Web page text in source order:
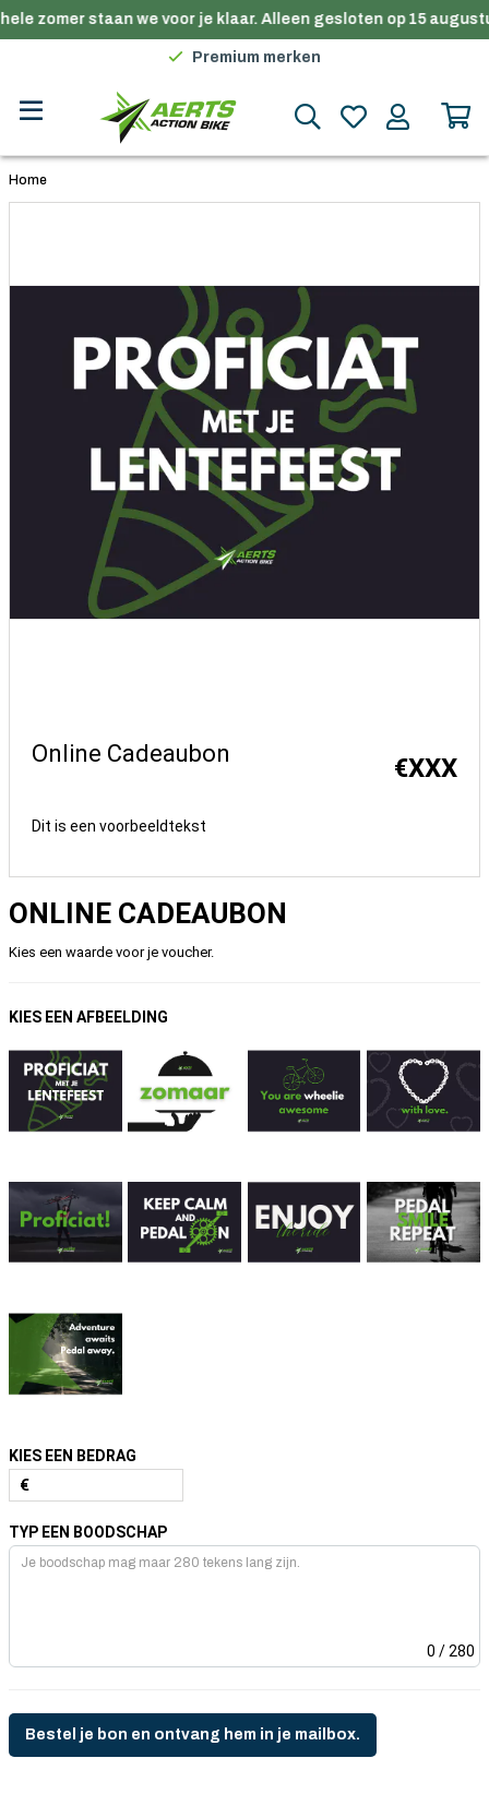
zomer staan we voor je klaar. Alleen gesloten op 15
Gratis verzending in België vanaf €100
Premium merken
Gratis verzending in België vanaf €100
Home
Online Cadeaubon €XXX
Dit is een voorbeeldtekst
ONLINE CADEAUBON
Kies een waarde voor je voucher.
KIES EEN AFBEELDING
KIES EEN BEDRAG
€
TYP EEN BOODSCHAP
0 / 280
Bestel je bon en ontvang hem in je mailbox.